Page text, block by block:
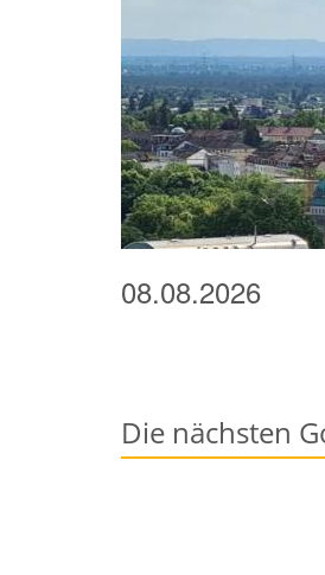
08.08.2026
Die nächsten